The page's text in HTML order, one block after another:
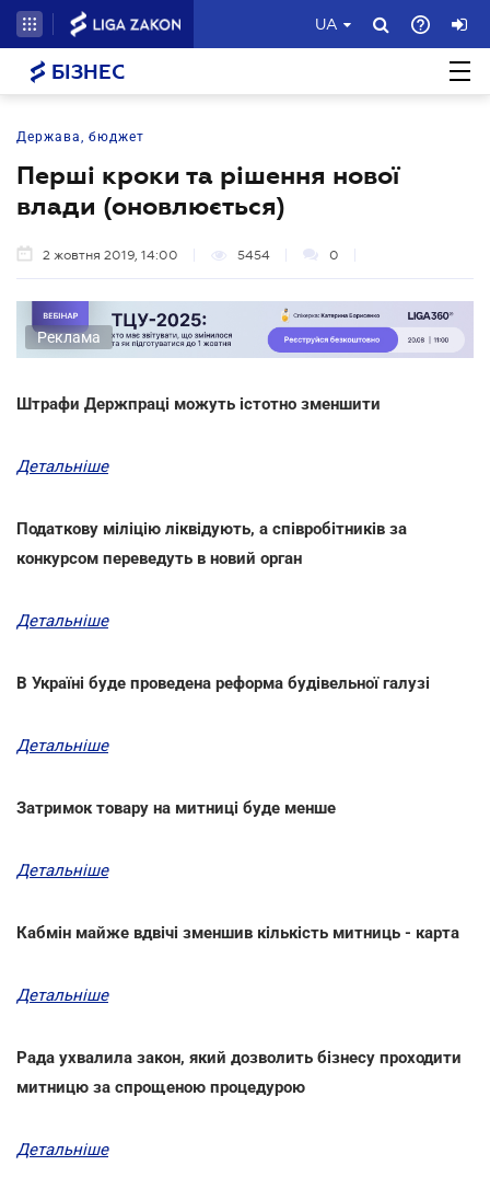
UA
БІЗНЕС
Держава, бюджет
Перші кроки та рішення нової
влади (оновлюється)
2 жовтня 2019, 14:00 5454 0
Реклама
Штрафи Держпраці можуть істотно зменшити
Детальніше
Податкову міліцію ліквідують, а співробітників за
конкурсом переведуть в новий орган
Детальніше
В Україні буде проведена реформа будівельної галузі
Детальніше
Затримок товару на митниці буде менше
Детальніше
Кабмін майже вдвічі зменшив кількість митниць - карта
Детальніше
Рада ухвалила закон, який дозволить бізнесу проходити
митницю за спрощеною процедурою
Детальніше